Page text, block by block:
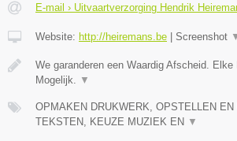
E-mail › Uitvaartverzorging Hendrik
Website: http://heiremans.be Screenshot
We garanderen een Waardig Afscheid. Elke
Mogelijk.
▼
OPMAKEN DRUKWERK, OPSTELLEN EN
TEKSTEN, KEUZE MUZIEK EN ▼